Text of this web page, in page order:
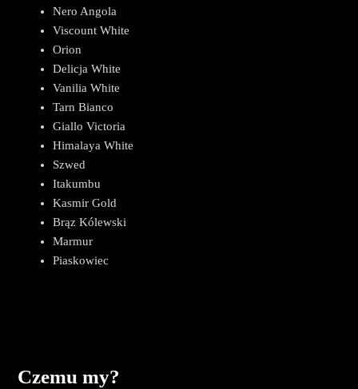
Nero Angola
Viscount White
Orion
Delicja White
Vanilia White
Tarn Bianco
Giallo Victoria
Himalaya White
Szwed
Itakumbu
Kasmir Gold
Brąz Kólewski
Marmur
Piaskowiec
Czemu my?